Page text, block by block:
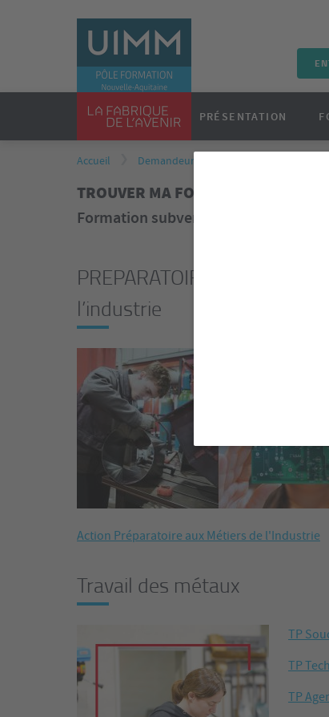
PRÉSENTATION
Accueil Demandeurs d'emploi
TROUVER MA FORMATION DANS
Formation subventionnée "Conseil
PREPARATOIRE
l’industrie
Action Préparatoire aux Métiers de l'Industrie
Travail des métaux
TP
TP
TP